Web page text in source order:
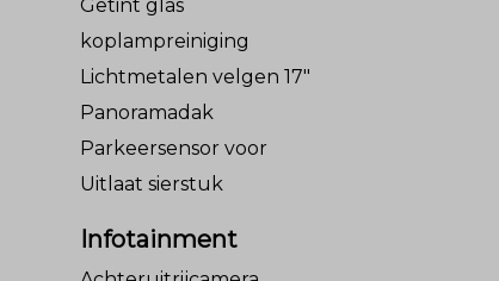
Getint glas
koplampreiniging
Lichtmetalen velgen 17"
Panoramadak
Parkeersensor voor
Uitlaat sierstuk
Infotainment